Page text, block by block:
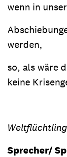
wenn in
werden,
so, als wäre
keine
Sprecher/